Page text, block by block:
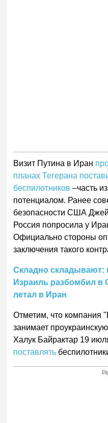
Визит Путина в Иран
планах Тегерана
беспилотников –часть
потенциалом. Ранее
безопасности США
Россия попросила у
Официально стороны
заключения такого
Складно складывают:
Израиль разбомбил в
летал в Иран
Отметим, что компания
занимает
Халук Байрактар 19
поставлять